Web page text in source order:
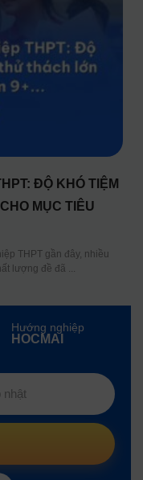
ĐỘ KHÓ TIỆM
MỤC TIÊU
THPT gần đây, nhiều
lượng đề đã
Hướng nghiệp
HOCMAI